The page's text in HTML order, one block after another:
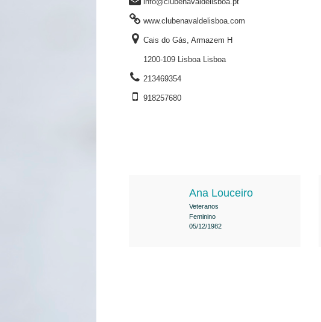
www.clubenavaldelisboa.com
Cais do Gás, Armazem H
1200-109 Lisboa Lisboa
213469354
918257680
Ana Louceiro
Veteranos
Feminino
05/12/1982